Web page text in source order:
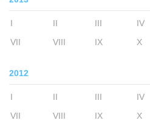
I II III IV
VII
VIII IX X
2012
I II III IV
VII
VIII IX X